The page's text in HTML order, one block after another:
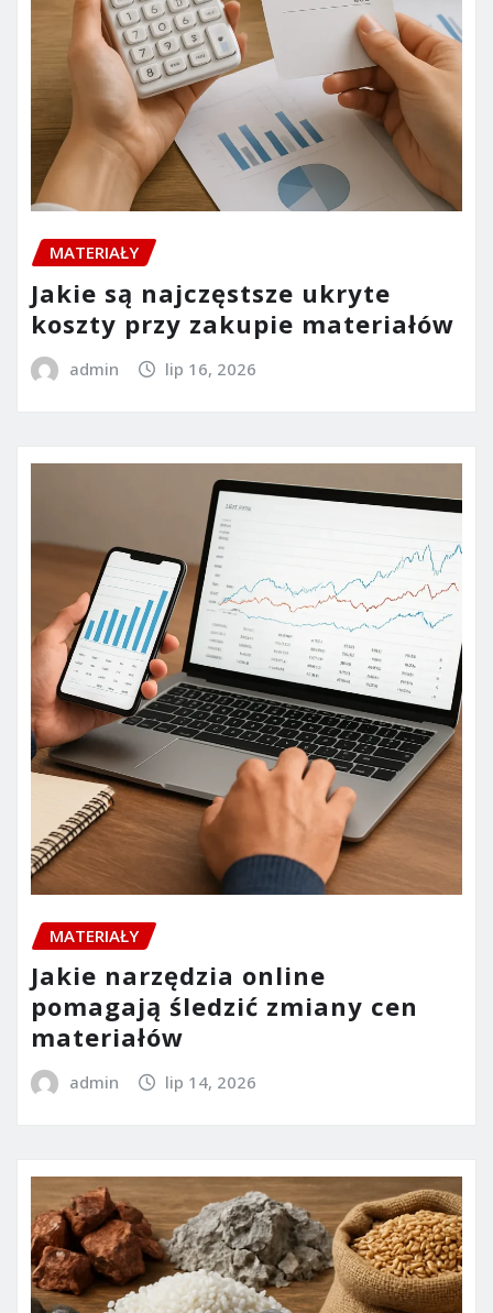
MATERIAŁY
Jakie są najczęstsze ukryte
koszty przy zakupie materiałów
admin lip 16, 2026
MATERIAŁY
Jakie narzędzia online
pomagają śledzić zmiany cen
materiałów
admin lip 14, 2026